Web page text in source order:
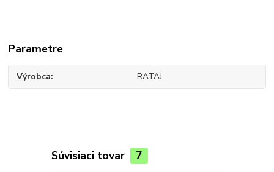
Parametre
Výrobca RATAJ
Súvisiaci tovar 7